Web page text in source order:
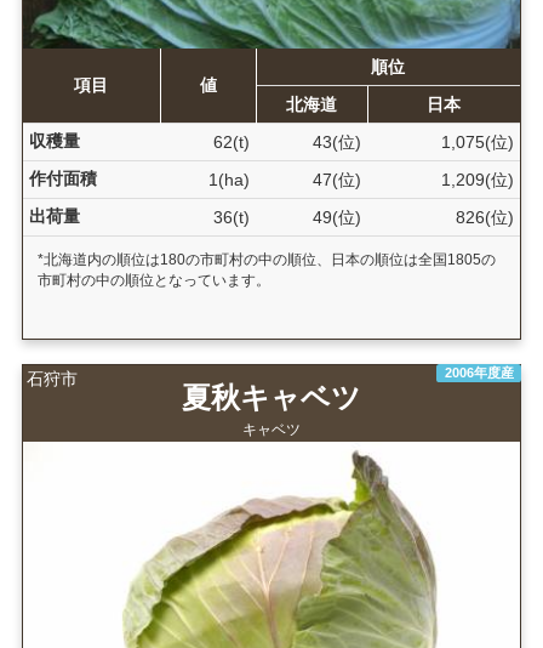
項目 値
順位
北海道
日本
収穫量
62(t) 43(位)
1,075(位)
作付面積
1(ha) 47(位)
1,209(位)
出荷量
36(t) 49(位) 826(位)
*北海道内の順位は180の市町村の中の順位、日本の順位は全国1805の
市町村の中の順位となっています。
石狩市 2006年度産
夏秋キャベツ
キャベツ